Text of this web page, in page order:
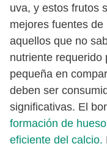
uva, y estos frutos
mejores fuentes
aquellos que no
nutriente requerido
pequeña en
deben ser
significativas. El
formación de
eficiente del calcio.